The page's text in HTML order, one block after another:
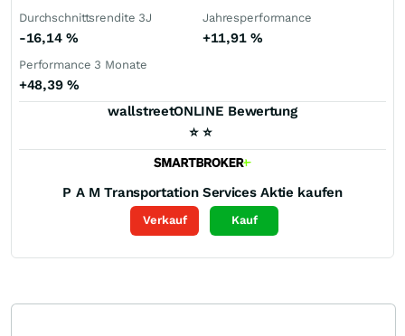
Durchschnittsrendite 3J
-16,14 %
Jahresperformance
+11,91 %
Performance 3 Monate
+48,39 %
wallstreetONLINE Bewertung
⭐ ⭐
P A M Transportation Services Aktie kaufen
Verkauf Kauf